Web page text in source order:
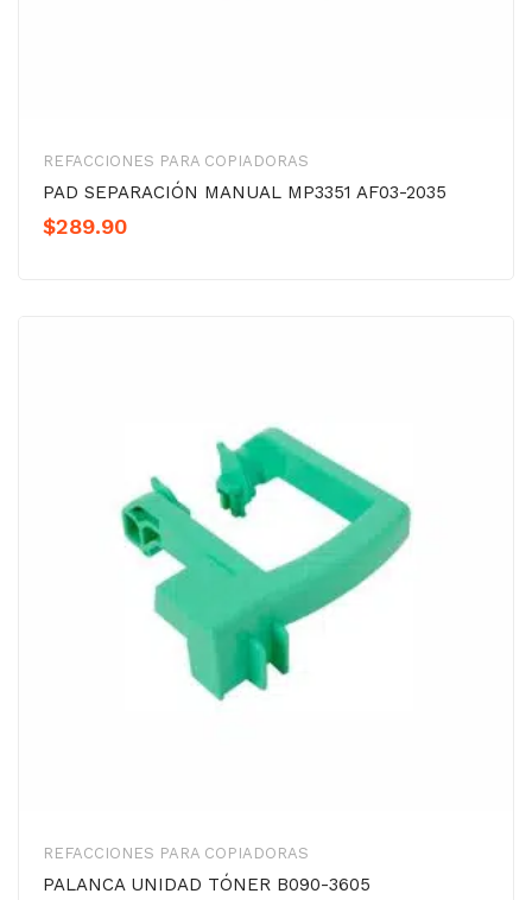
REFACCIONES PARA COPIADORAS
PAD SEPARACIÓN MANUAL MP3351 AF03-2035
$289.90
REFACCIONES PARA COPIADORAS
PALANCA UNIDAD TÓNER B090-3605